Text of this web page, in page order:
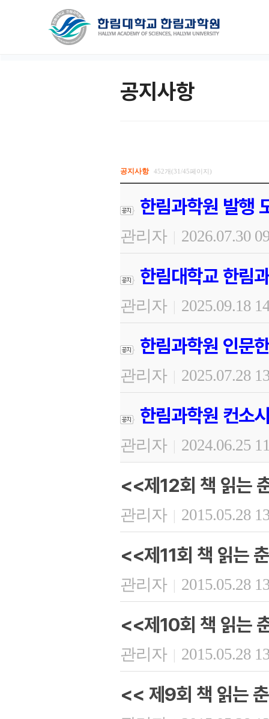
공지사항
공지사항 452개(31/45페이지)
한림과학원 발행
관리자 | 2026.07.30
한림대학교 한림
관리자 | 2025.09.18
한림과학원 인문
관리자 | 2025.07.28
한림과학원 컨소
관리자 | 2024.06.25
<<제12회 책 읽는
관리자 | 2015.05.28
<<제11회 책 읽는
관리자 | 2015.05.28
<<제10회 책 읽는
관리자 | 2015.05.28
<< 제9회 책 읽는